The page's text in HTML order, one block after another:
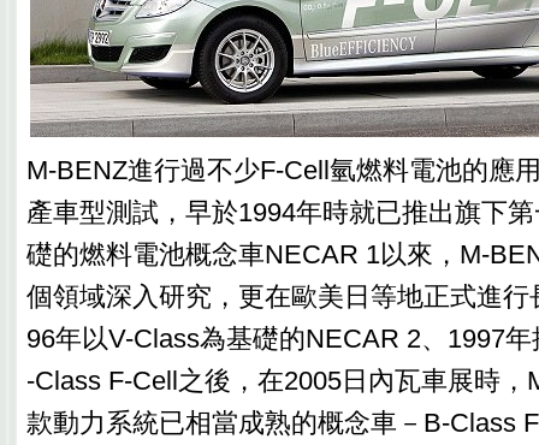
M-BENZ進行過不少F-Cell氫燃料電池的應
產車型測試，早於1994年時就已推出旗下
礎的燃料電池概念車NECAR 1以來，M-
個領域深入研究，更在歐美日等地正式進
96年以V-Class為基礎的NECAR 2、1997
-Class F-Cell之後，在2005日內瓦車展時，
款動力系統已相當成熟的概念車－B-Class